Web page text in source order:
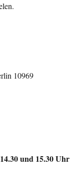
10969
und 15.30 Uhr